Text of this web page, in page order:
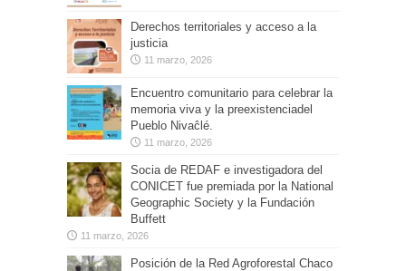
Derechos territoriales y acceso a la
justicia
11 marzo, 2026
Encuentro comunitario para celebrar la
memoria viva y la preexistenciadel
Pueblo Nivaĉlé.
11 marzo, 2026
Socia de REDAF e investigadora del
CONICET fue premiada por la National
Geographic Society y la Fundación
Buffett
11 marzo, 2026
Posición de la Red Agroforestal Chaco